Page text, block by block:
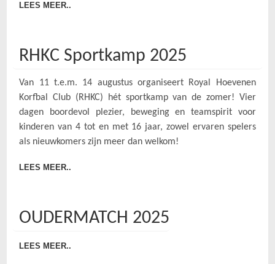
LEES MEER..
RHKC Sportkamp 2025
Van 11 t.e.m. 14 augustus organiseert Royal Hoevenen
Korfbal Club (RHKC) hét sportkamp van de zomer! Vier
dagen boordevol plezier, beweging en teamspirit voor
kinderen van 4 tot en met 16 jaar, zowel ervaren spelers
als nieuwkomers zijn meer dan welkom!
LEES MEER..
OUDERMATCH 2025
LEES MEER..